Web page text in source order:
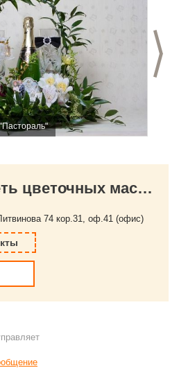
КОНТАКТЫ Сеть цветочных мастерских "Пастораль"
74 кор.31, оф.41 (офис)